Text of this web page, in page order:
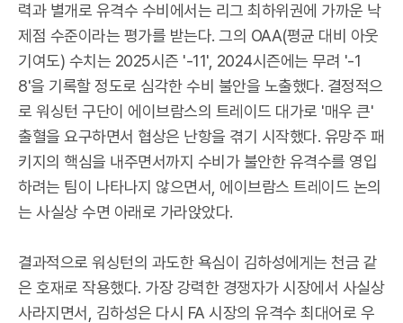
력과 별개로 유격수 수비에서는 리그 최하위권에 가까운 낙
제점 수준이라는 평가를 받는다. 그의 OAA(평균 대비 아웃
기여도) 수치는 2025시즌 '-11', 2024시즌에는 무려 '-1
8'을 기록할 정도로 심각한 수비 불안을 노출했다. 결정적으
로 워싱턴 구단이 에이브람스의 트레이드 대가로 '매우 큰'
출혈을 요구하면서 협상은 난항을 겪기 시작했다. 유망주 패
키지의 핵심을 내주면서까지 수비가 불안한 유격수를 영입
하려는 팀이 나타나지 않으면서, 에이브람스 트레이드 논의
는 사실상 수면 아래로 가라앉았다.
결과적으로 워싱턴의 과도한 욕심이 김하성에게는 천금 같
은 호재로 작용했다. 가장 강력한 경쟁자가 시장에서 사실상
사라지면서, 김하성은 다시 FA 시장의 유격수 최대어로 우